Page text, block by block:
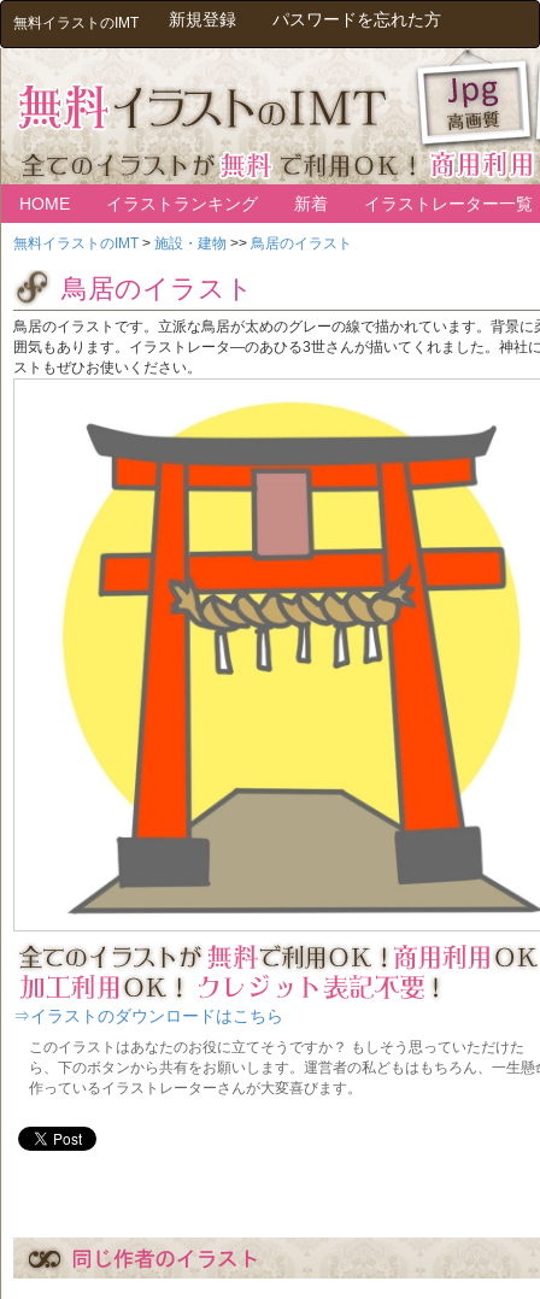
無料イラストのIMT 新規登録 パスワードを忘れた方
HOME イラストランキング 新着 イラストレーター一覧
無料イラストのIMT > 施設・建物 >> 鳥居のイラスト
鳥居のイラスト
鳥居のイラストです。立派な鳥居が太めのグレーの線で描かれています。背景
囲気もあります。イラストレータ―のあひる3世さんが描いてくれました。神社
ストもぜひお使いください。
⇒イラストのダウンロードはこちら